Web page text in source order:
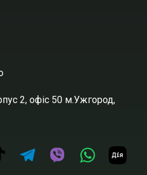
2, офіс 50 м.Ужгород,